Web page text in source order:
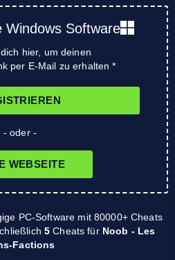
Windows Software
hier, um deinen
per E-Mail zu erhalten *
- oder -
WEBSEITE
PC-Software mit 80000+ Cheats
5 Cheats für Noob - Les
Factions